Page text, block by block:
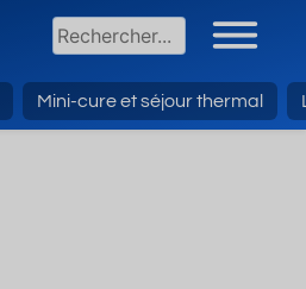
Mini-cure et séjour thermal